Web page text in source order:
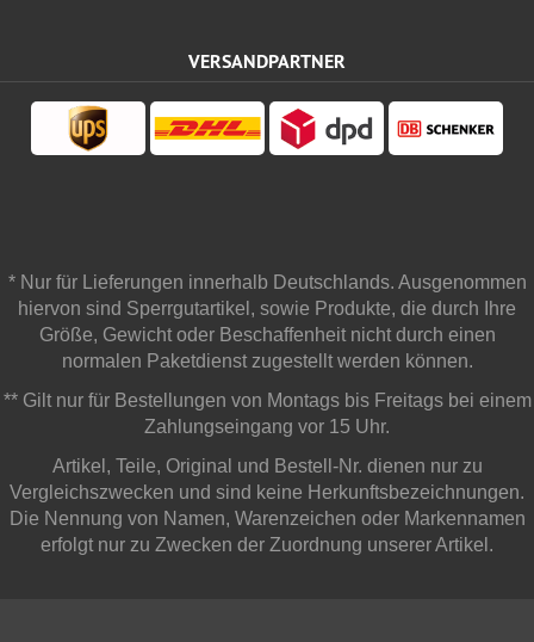
VERSANDPARTNER
* Nur für Lieferungen innerhalb Deutschlands. Ausgenommen
hiervon sind Sperrgutartikel, sowie Produkte, die durch Ihre
Größe, Gewicht oder Beschaffenheit nicht durch einen
normalen Paketdienst zugestellt werden können.
** Gilt nur für Bestellungen von Montags bis Freitags bei einem
Zahlungseingang vor 15 Uhr.
Artikel, Teile, Original und Bestell-Nr. dienen nur zu
Vergleichszwecken und sind keine Herkunftsbezeichnungen.
Die Nennung von Namen, Warenzeichen oder Markennamen
erfolgt nur zu Zwecken der Zuordnung unserer Artikel.